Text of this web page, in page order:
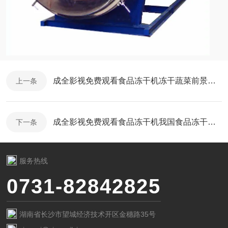
上一条 成全影视免费观看食品冻干机冻干蔬菜前景光明
下一条 成全影视免费观看食品冻干机我国食品冻干应改进的问题
服务热线
0731-82842825
湖南省长沙市望城经济技术开区金穗路35号